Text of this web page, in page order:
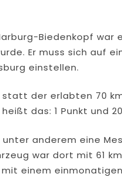
Biedenkopf war
Er muss sich auf
einstellen.
statt der erlabten 70
das: 1 Punkt und
anderem eine
war dort mit 61
einem